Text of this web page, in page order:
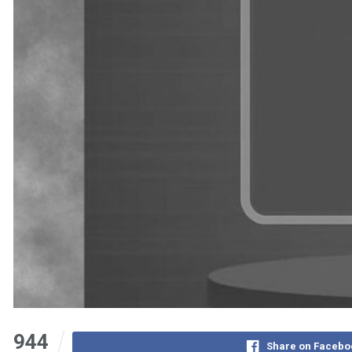
944 Share on